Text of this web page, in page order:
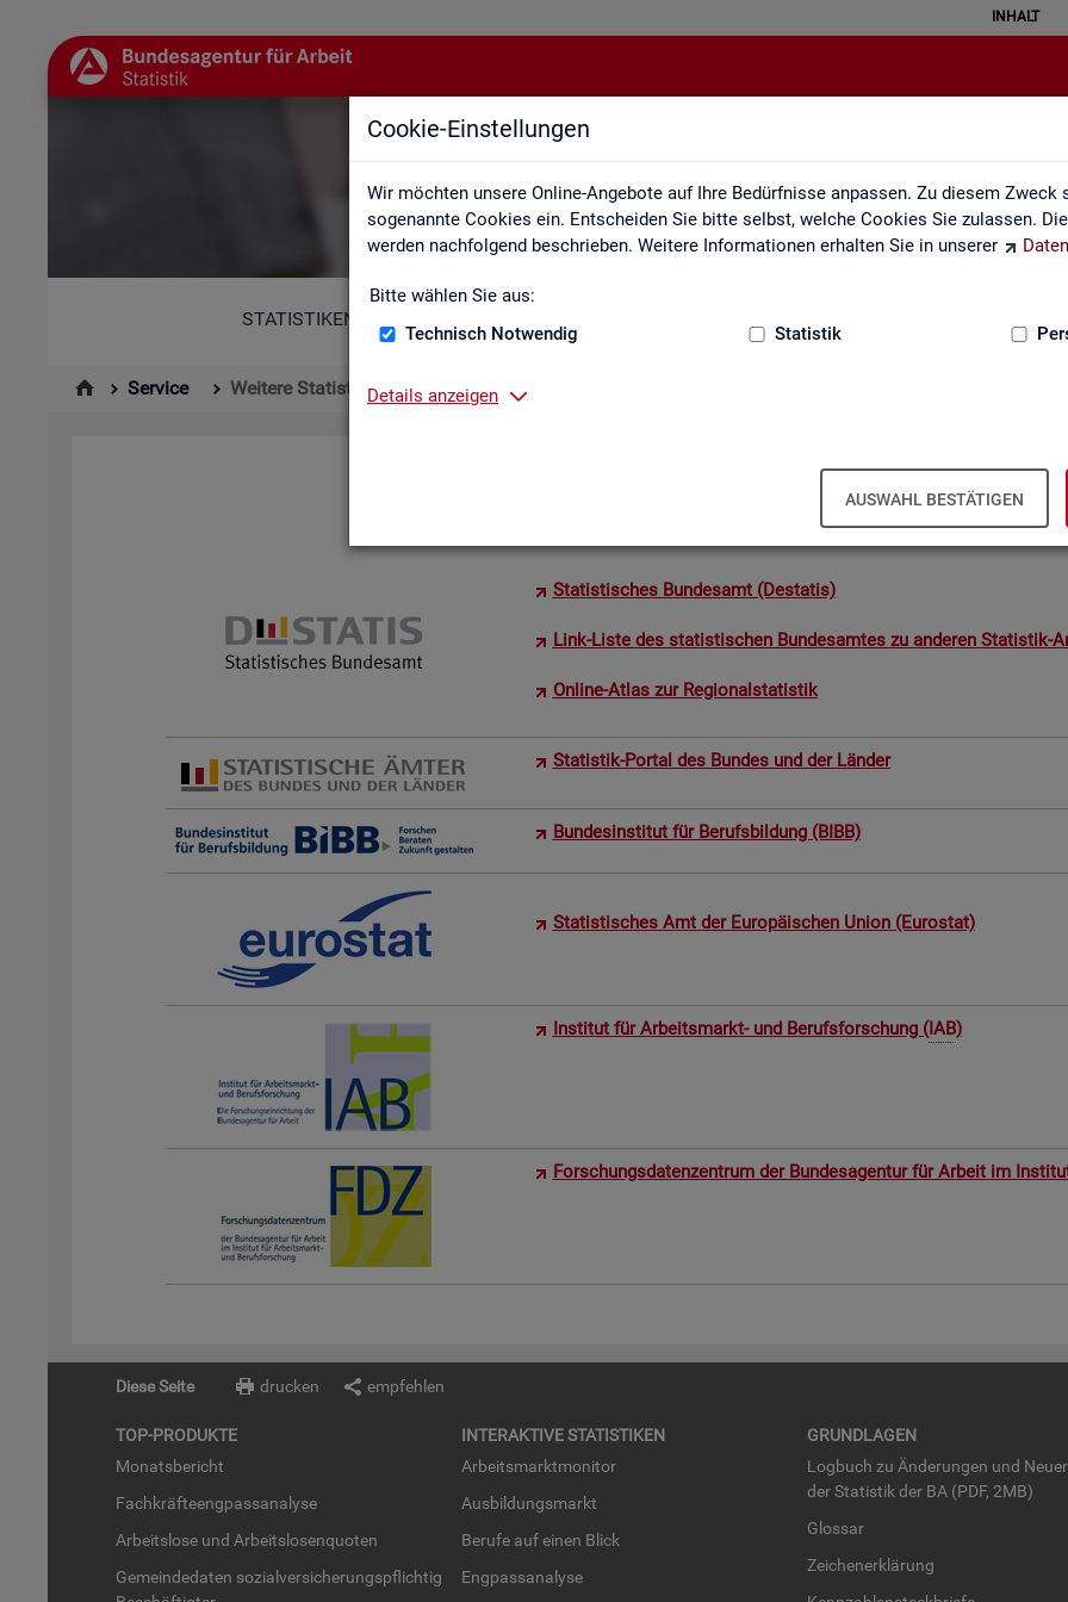
Cookie-Einstellungen
Wir möchten unsere Online-Angebote auf Ihre Bedürfnisse anpassen. Zu diesem Zweck
sogenannte Cookies ein. Entscheiden Sie bitte selbst, welche Cookies Sie zulassen.
werden nachfolgend beschrieben. Weitere Informationen erhalten Sie in unserer
Bitte wählen Sie aus:
Technisch Notwendig
Statistik
Details anzeigen
AUSWAHL BESTÄTIGEN
INHALT
Weitere Statistikangebote
STATISTIKEN
Service Weitere Statistikangebote
Wei­te­re Sta­tis­tik­an­ge­bo­te
Hier er­hal­ten Sie eine Aus­wahl wei­te­rer Sta­tis­tik­an­ge­bo­te an­de­rer
Sta­tis­ti­sches Bun­des­amt (De­sta­tis)
Link-Liste des sta­tis­ti­schen Bun­des­am­tes zu an­de­ren Sta­tis­tik-
On­line-Atlas zur Re­gio­nal­sta­tis­tik
Sta­tis­tik-Por­tal des Bun­des und der Län­der
Bun­des­in­sti­tut für Be­rufs­bil­dung (BIBB)
Sta­tis­ti­sches Amt der Eu­ro­päi­schen Union (Eu­ro­stat)
In­sti­tut für Ar­beits­markt- und Be­rufs­for­schung (IAB)
For­schungs­da­ten­zen­trum der Bun­des­agen­tur für Ar­beit im
Diese Seite drucken empfehlen
TOP-PRO­DUK­TE
Mo­nats­be­richt
Fach­kräf­te­eng­pass­ana­ly­se
Ar­beits­lo­se und Ar­beits­lo­sen­quo­ten
Ge­mein­de­da­ten so­zi­al­ver­si­che­rungs­pflich­tig
IN­TER­AK­TI­VE STA­TIS­TI­KEN
Ar­beits­markt­mo­ni­tor
Aus­bil­dungs­markt
Be­ru­fe auf einen Blick
Eng­pass­ana­ly­se
GRUND­LA­GEN
Log­buch zu Än­de­run­gen und
der Sta­tis­tik der BA (PDF, 2MB)
Glos­sar
Zei­chen­er­klä­rung